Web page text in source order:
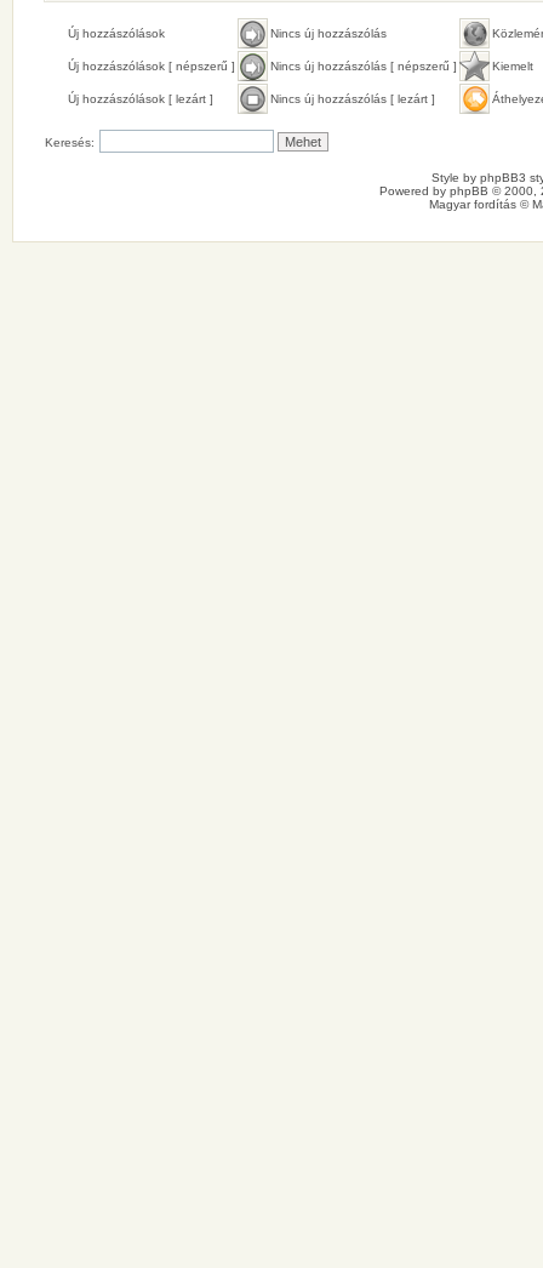
Új hozzászólások Nincs új hozzászólás
Új hozzászólások [ népszerű ] Nincs új hozzászólás [ népszerű ] Kiemelt
Új hozzászólások [ lezárt ] Nincs új hozzászólás [ lezárt ]
Keresés:
Style by phpBB3
Powered by phpBB © 2000,
Magyar fordítás ©